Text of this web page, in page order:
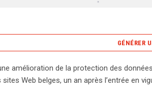
GÉNÉRER
des données personnelles sur les
amélioration de la protection des données
sites Web belges, un an après l’entrée en